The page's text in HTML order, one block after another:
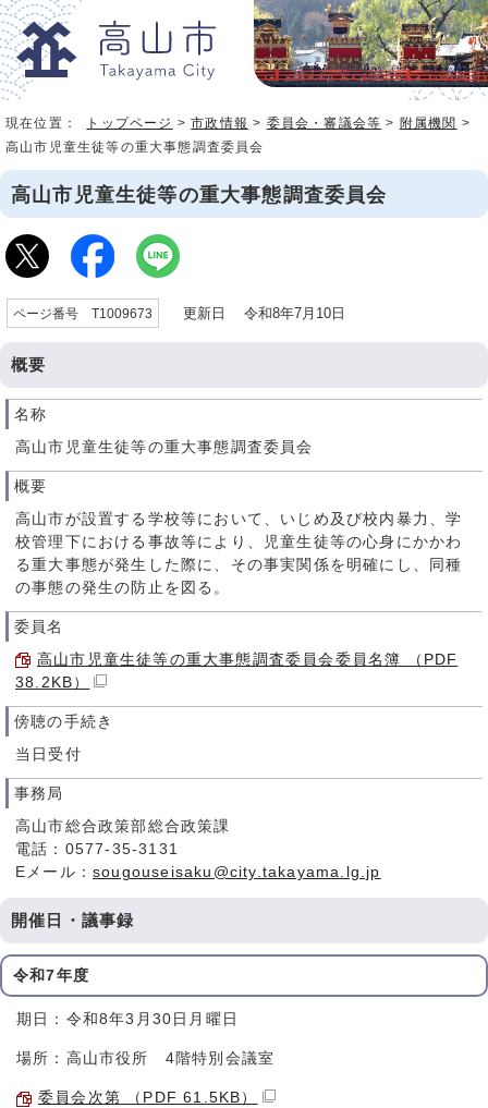
現在位置： トップページ >市政情報 > 委員会・審議会等 > 附属機関 >
高山市児童生徒等の重大事態調査委員会
高山市児童生徒等の重大事態調査委員会
ページ番号 T1009673 更新日 令和8年7月10日
概要
名称
高山市児童生徒等の重大事態調査委員会
概要
高山市が設置する学校等において、いじめ及び校内暴力、学
校管理下における事故等により、児童生徒等の心身にかかわ
る重大事態が発生した際に、その事実関係を明確にし、同種
の事態の発生の防止を図る。
委員名
高山市児童生徒等の重大事態調査委員会委員名簿 （PDF
38.2KB）
傍聴の手続き
当日受付
事務局
高山市総合政策部総合政策課
電話：0577-35-3131
Eメール： sougouseisaku@city.takayama.lg.jp
開催日・議事録
令和7年度
期日：令和8年3月30日月曜日
場所：高山市役所 4階特別会議室
委員会次第 （PDF 61.5KB）